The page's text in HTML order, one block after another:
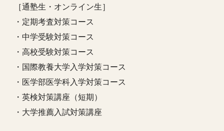
［通塾生・オンライン生］
・定期考査対策コース
・中学受験対策コース
・高校受験対策コース
・国際教養大学入学対策コース
・医学部医学科入学対策コース
・英検対策講座（短期）
・大学推薦入試対策講座